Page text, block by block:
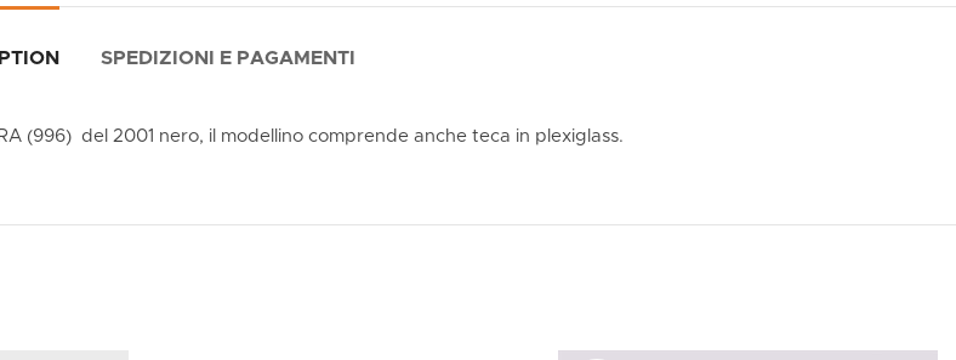
SPEDIZIONI E PAGAMENTI
(996) del 2001 nero, il modellino comprende anche teca in plexiglass.